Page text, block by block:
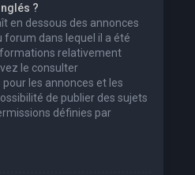
?
en dessous des annonces
forum dans lequel il a été
relativement
le consulter
les annonces et les
de publier des sujets
définies par